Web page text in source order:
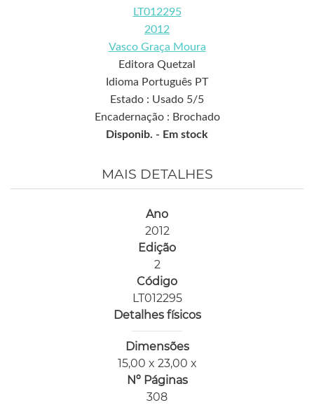
LT012295
2012
Vasco Graça Moura
Editora Quetzal
Idioma Português PT
Estado : Usado 5/5
Encadernação : Brochado
Disponib. - Em stock
MAIS DETALHES
Ano
2012
Edição
2
Código
LT012295
Detalhes físicos
Dimensões
15,00 x 23,00 x
Nº Páginas
308